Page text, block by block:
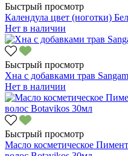
Быстрый просмотр
Календула цвет (ноготки)
Нет в наличии
Быстрый просмотр
Хна с добавками трав
Нет в наличии
Быстрый просмотр
Масло косметическое